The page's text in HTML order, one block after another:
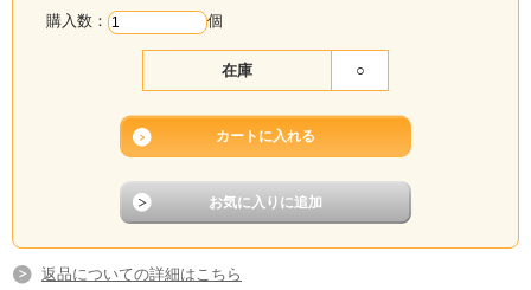
購入数： 個
在庫 ○
返品についての詳細はこちら